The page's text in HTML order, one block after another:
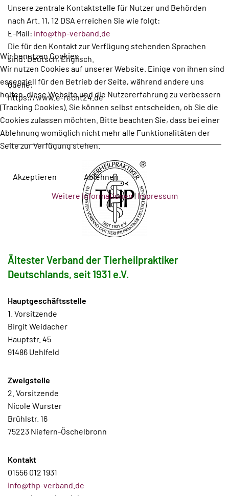
Unsere zentrale Kontaktstelle für Nutzer und Behörden
nach Art. 11, 12 DSA erreichen Sie wie folgt:
E-Mail: info@thp-verband.de
Die für den Kontakt zur Verfügung stehenden Sprachen
sind: Deutsch, Englisch.
Quelle:
https://www.e-recht24.de
Ältester Verband der Tierheilpraktiker
Deutschlands, seit 1931 e.V.
Hauptgeschäftsstelle
1. Vorsitzende
Birgit Weidacher
Hauptstr. 45
91486 Uehlfeld
Zweigstelle
2. Vorsitzende
Nicole Wurster
Brühlstr. 16
75223 Niefern-Öschelbronn
Kontakt
01556 012 1931
info@thp-verband.de
Wir benutzen Cookies
Wir nutzen Cookies auf unserer Website. Einige von ihnen sind
essenziell für den Betrieb der Seite, während andere uns
helfen, diese Website und die Nutzererfahrung zu verbessern
(Tracking Cookies). Sie können selbst entscheiden, ob Sie die
Cookies zulassen möchten. Bitte beachten Sie, dass bei einer
Ablehnung womöglich nicht mehr alle Funktionalitäten der
Seite zur Verfügung stehen.
Akzeptieren
Ablehnen
Weitere Informationen| Impressum